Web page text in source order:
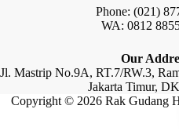
Phone: (021)
WA: 0812
Our
Jl. Mastrip No.9A, RT.7/RW.3,
Jakarta Timur,
Copyright © 2026 Rak Gudang